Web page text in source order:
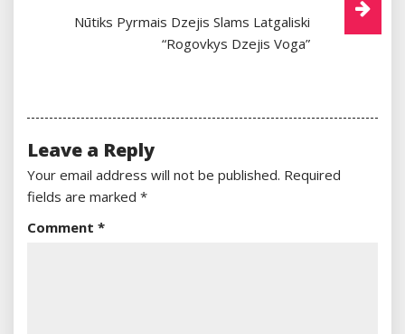
Nūtiks Pyrmais Dzejis Slams Latgaliski
“Rogovkys Dzejis Voga”
Leave a Reply
Your email address will not be published. Required
fields are marked *
Comment *